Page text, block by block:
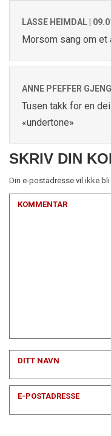
LASSE HEIMDAL |
Morsom sang om et
ANNE PFEFFER
Tusen takk for en
«undertone»
SKRIV DIN
Din e-postadresse vil ikke bli
KOMMENTAR
DITT NAVN
E-POSTADRESSE